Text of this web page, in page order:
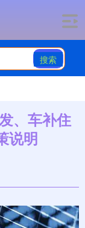
搜索
、车补住
说明